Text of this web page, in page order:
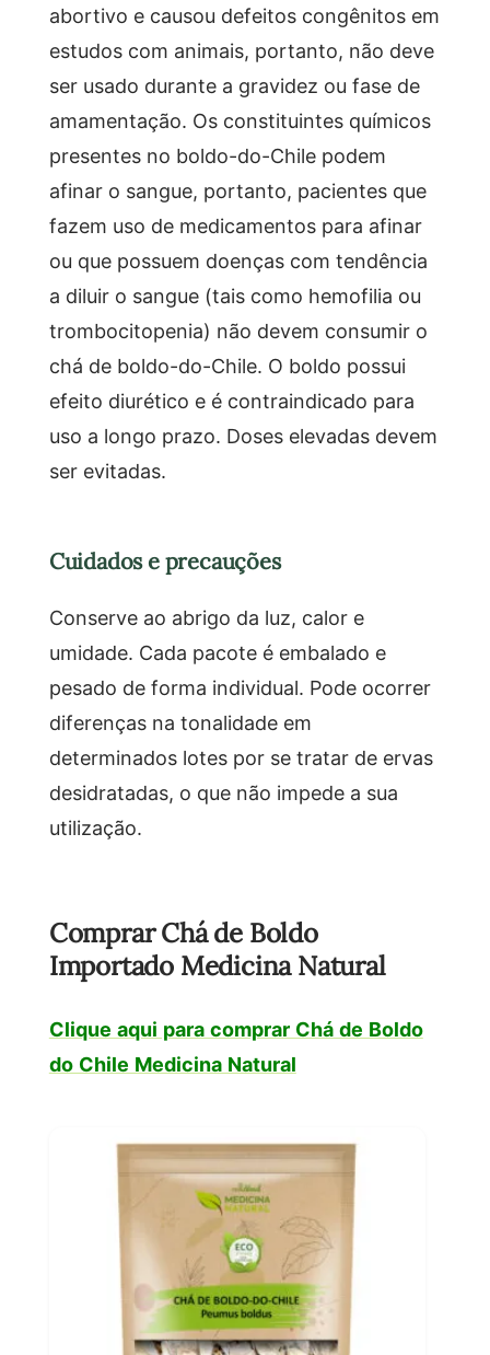
abortivo e causou defeitos congênitos em
estudos com animais, portanto, não deve
ser usado durante a gravidez ou fase de
amamentação. Os constituintes químicos
presentes no boldo-do-Chile podem
afinar o sangue, portanto, pacientes que
fazem uso de medicamentos para afinar
ou que possuem doenças com tendência
a diluir o sangue (tais como hemofilia ou
trombocitopenia) não devem consumir o
chá de boldo-do-Chile. O boldo possui
efeito diurético e é contraindicado para
uso a longo prazo. Doses elevadas devem
ser evitadas.
Cuidados e precauções
Conserve ao abrigo da luz, calor e
umidade. Cada pacote é embalado e
pesado de forma individual. Pode ocorrer
diferenças na tonalidade em
determinados lotes por se tratar de ervas
desidratadas, o que não impede a sua
utilização.
Comprar Chá de Boldo
Importado Medicina Natural
Clique aqui para comprar Chá de Boldo
do Chile Medicina Natural